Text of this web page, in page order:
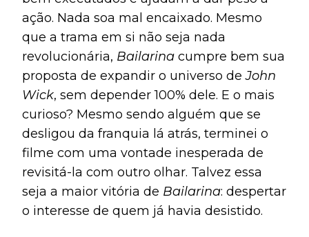
ação. Nada soa mal encaixado. Mesmo
que a trama em si não seja nada
revolucionária, Bailarina cumpre bem sua
proposta de expandir o universo deJohn
Wick, sem depender 100% dele. E o mais
curioso? Mesmo sendo alguém que se
desligou da franquia lá atrás, terminei o
filme com uma vontade inesperada de
revisitá-la com outro olhar. Talvez essa
seja a maior vitória de Bailarina: despertar
o interesse de quem já havia desistido.